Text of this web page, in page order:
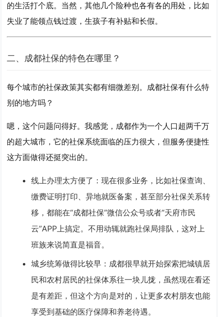
的生活打个底。当然，其他几个险种也各有各的用处，比如
失业了能领点钱过渡，生孩子有补贴和长假。
二、成都社保的特色在哪里？
每个城市的社保政策其实都有细微差别。成都社保有什么特
别的地方吗？
嗯，这个问题问得好。我感觉，成都作为一个人口超两千万
的超大城市，它的社保系统面临的压力很大，但服务便捷性
这方面做得还挺突出的。
线上办理太方便了 ：现在很多业务，比如社保查询、
缴费证明打印、异地就医备案，甚至部分社保关系转
移，都能在“成都社保”微信公众号或者“天府市民
云”APP上搞定。不用动辄就跑社保局排队，这对上
班族来说简直是福音。
城乡统筹做得比较早 ：成都很早就开始探索把城镇居
民和农村居民的社保体系往一块儿拢，虽然现在看还
是有差距，但这个方向是对的，让更多农村朋友也能
享受到基础的医疗保障和养老待遇。